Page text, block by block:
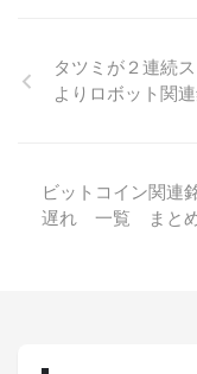
タツミが２連続
よりロボット関
ビットコイン関連
遅れ 一覧 まと